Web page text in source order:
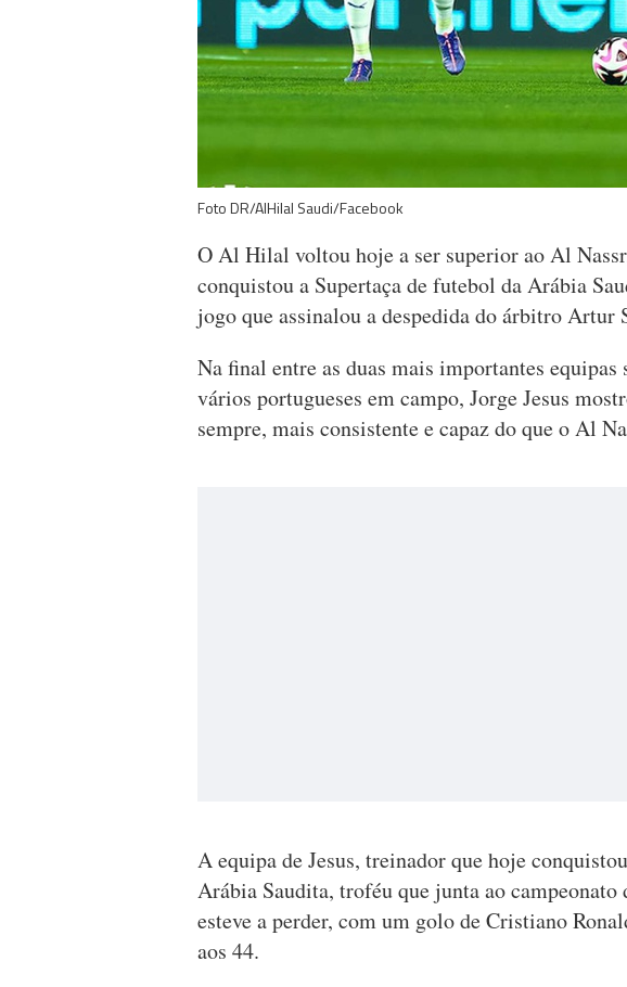
Foto DR/AlHilal Saudi/Facebook
O Al Hilal voltou hoje a ser superior ao Al
conquistou a Supertaça de futebol da Arábia
jogo que assinalou a despedida do árbitro Artur
Na final entre as duas mais importantes equipas
vários portugueses em campo, Jorge Jesus
sempre, mais consistente e capaz do que o Al
A equipa de Jesus, treinador que hoje
Arábia Saudita, troféu que junta ao campeonato
esteve a perder, com um golo de Cristiano
aos 44.